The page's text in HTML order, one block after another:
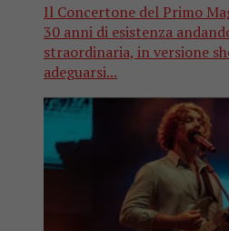
Il Concertone del Primo
30 anni di esistenza
straordinaria, in versione
adeguarsi...